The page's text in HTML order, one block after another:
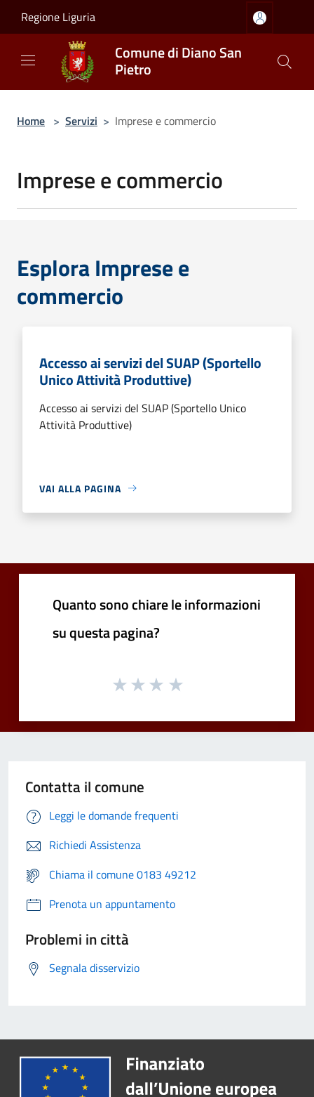
Regione Liguria
Comune di Diano San
Pietro
Home > Servizi > Imprese e commercio
Imprese e commercio
Esplora Imprese e
commercio
Accesso ai servizi del SUAP (Sportello
Unico Attività Produttive)
Accesso ai servizi del SUAP (Sportello Unico
Attività Produttive)
VAI ALLA PAGINA
Quanto sono chiare le informazioni
su questa pagina?
Contatta il comune
Leggi le domande frequenti
Richiedi Assistenza
Chiama il comune 0183 49212
Prenota un appuntamento
Problemi in città
Segnala disservizio